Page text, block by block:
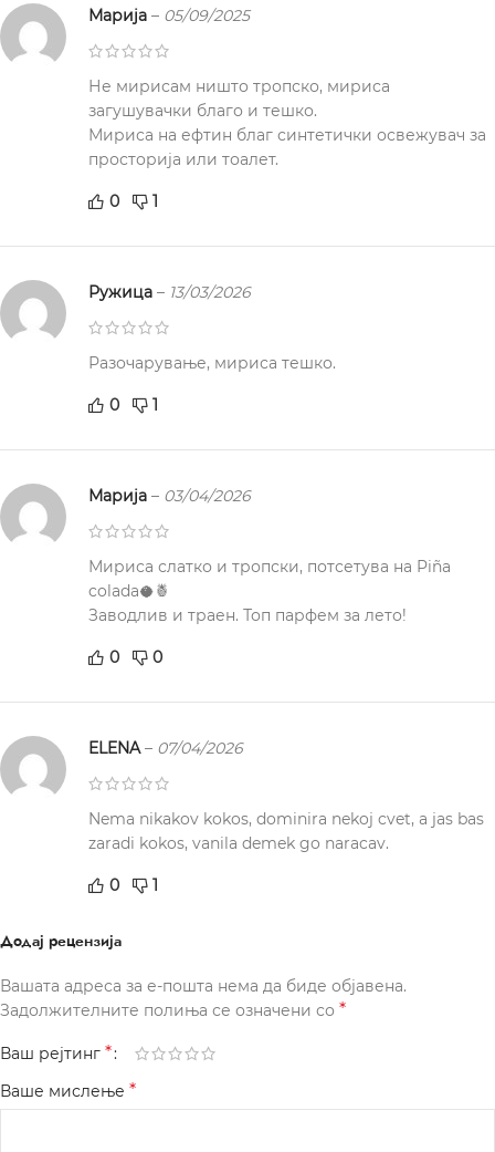
Марија – 05/09/2025
Не мирисам ништо тропско, мириса
загушувачки благо и тешко.
Мириса на ефтин благ синтетички освежувач за
просторија или тоалет.
0 1
Ружица – 13/03/2026
Разочарување, мириса тешко.
0 1
Марија – 03/04/2026
Мириса слатко и тропски, потсетува на Piña
colada🥥🍍
Заводлив и траен. Топ парфем за лето!
0 0
ELENA– 07/04/2026
Nema nikakov kokos, dominira nekoj cvet, a jas bas
zaradi kokos, vanila demek go naracav.
0 1
Додај рецензија
Вашата адреса за е-пошта нема да биде објавена.
Задолжителните полиња се означени со *
Ваш рејтинг *
Ваше мислење *